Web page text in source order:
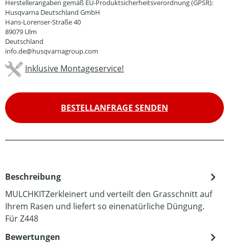
Herstellerangaben gemäß EU-Produktsicherheitsverordnung (GPSR):
Husqvarna Deutschland GmbH
Hans-Lorenser-Straße 40
89079 Ulm
Deutschland
info.de@husqvarnagroup.com
Inklusive Montageservice!
BESTELLANFRAGE SENDEN
Beschreibung
MULCHKITZerkleinert und verteilt den Grasschnitt auf
Ihrem Rasen und liefert so einenatürliche Düngung.
Für Z448
Bewertungen